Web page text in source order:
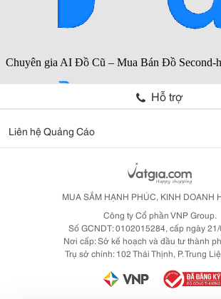
Hỗ trợ
Liên hệ Quảng Cáo
MUA SẮM HẠNH PHÚC, KINH DOANH
Công ty Cổ phần VNP Group.
Số GCNDT: 0102015284, cấp ngày
Nơi cấp: Sở kế hoạch và đầu tư thành
Trụ sở chính: 102 Thái Thịnh, P. Trung